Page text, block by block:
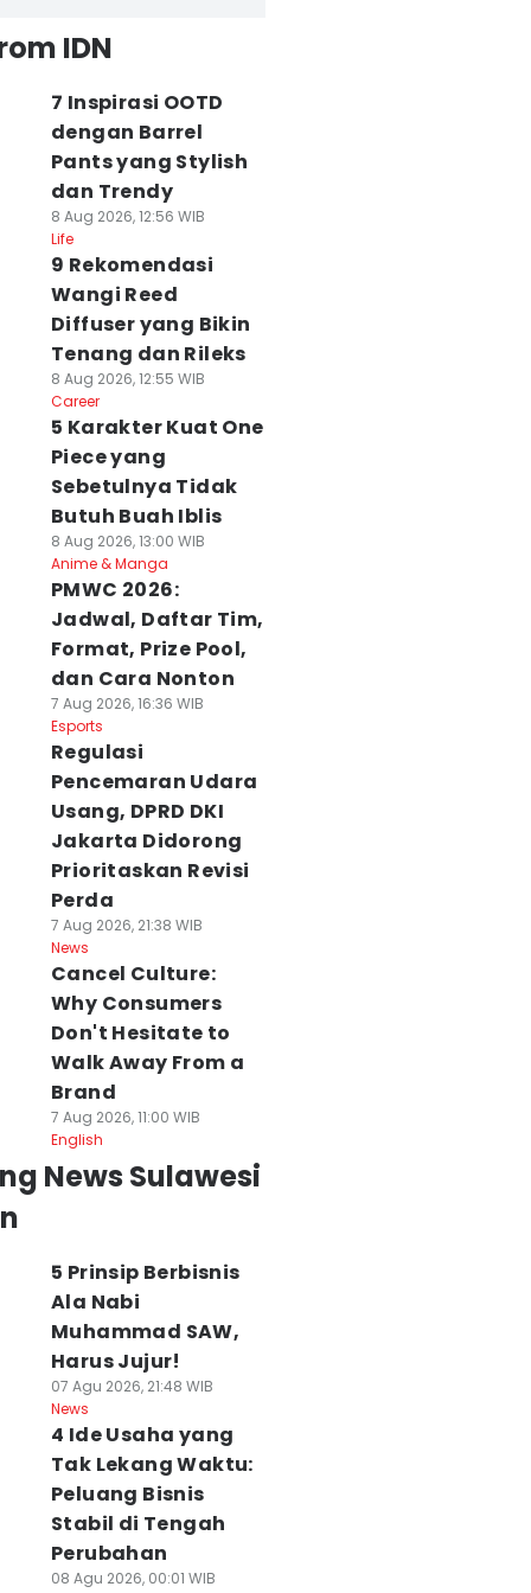
IDN
7 Inspirasi OOTD
dengan Barrel
Pants yang Stylish
dan Trendy
8 Aug 2026, 12:56 WIB
Life
9 Rekomendasi
Wangi Reed
Diffuser yang Bikin
Tenang dan Rileks
8 Aug 2026, 12:55 WIB
Career
5 Karakter Kuat One
Piece yang
Sebetulnya Tidak
Butuh Buah Iblis
8 Aug 2026, 13:00 WIB
Anime & Manga
PMWC 2026:
Jadwal, Daftar Tim,
Format, Prize Pool,
dan Cara Nonton
7 Aug 2026, 16:36 WIB
Esports
Regulasi
Pencemaran Udara
Usang, DPRD DKI
Jakarta Didorong
Prioritaskan Revisi
Perda
7 Aug 2026, 21:38 WIB
News
Cancel Culture:
Why Consumers
Don't Hesitate to
Walk Away From a
Brand
7 Aug 2026, 11:00 WIB
English
News Sulawesi
5 Prinsip Berbisnis
Ala Nabi
Muhammad SAW,
Harus Jujur!
07 Agu 2026, 21:48 WIB
News
4 Ide Usaha yang
Tak Lekang Waktu:
Peluang Bisnis
Stabil di Tengah
Perubahan
08 Agu 2026, 00:01 WIB